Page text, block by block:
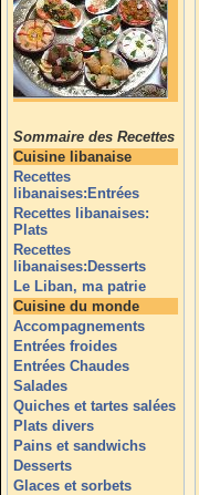
Sommaire des Recettes
Cuisine libanaise
Recettes
libanaises:Entrées
Recettes libanaises:
Plats
Recettes
libanaises:Desserts
Le Liban, ma patrie
Cuisine du monde
Accompagnements
Entrées froides
Entrées Chaudes
Salades
Quiches et tartes salées
Plats divers
Pains et sandwichs
Desserts
Glaces et sorbets